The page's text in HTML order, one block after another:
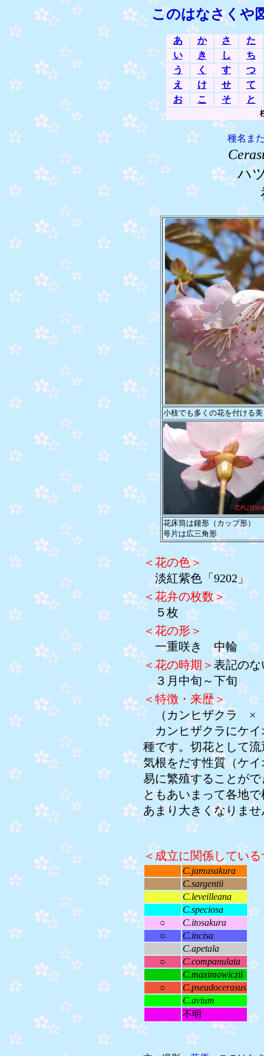
このはなさくや
あ か さ
た
い
き し
ち
う
く す
つ
え
け せ
て
お
こ そ と
種名ま
ハ
小枝でも多くの花を付ける
花床筒は鐘形（カップ形）
萼片は広三角形
＜花の色＞
淡紅紫色「9202」
＜花弁の枚数＞
５枚
＜花の形＞
一重咲き 中輪
＜花の時期＞ 表記の
３月中旬～下旬
＜特徴・来歴＞
（カンヒザクラ ×
カンヒザクラにケイ
種です。切花として
気根をだす性質（ケ
易に繁殖することが
ともあいまって各地
あまり大きくなりませ
＜成立に関係してい
C.jamasakura
C.sargentii
C.leveilleana
C.speciosa
○
C.itosakura
○
C.incisa
C.apetala
○
C.companulata
C.maximowiczii
○
C.pseudocerasus
C.avium
不明